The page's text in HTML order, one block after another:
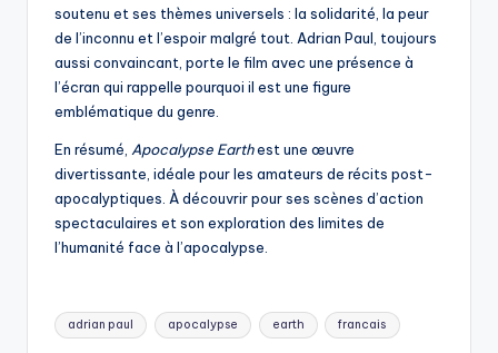
soutenu et ses thèmes universels : la solidarité, la peur
de l’inconnu et l’espoir malgré tout. Adrian Paul, toujours
aussi convaincant, porte le film avec une présence à
l’écran qui rappelle pourquoi il est une figure
emblématique du genre.
En résumé, Apocalypse Earthest une œuvre
divertissante, idéale pour les amateurs de récits post-
apocalyptiques. À découvrir pour ses scènes d’action
spectaculaires et son exploration des limites de
l’humanité face à l’apocalypse.
Tags:
adrian paul apocalypse earth francais